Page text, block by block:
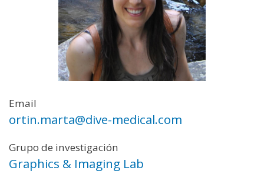
Email
ortin.marta@dive-medical.com
Grupo de investigación
Graphics & Imaging Lab